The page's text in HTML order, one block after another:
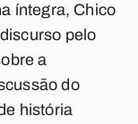
íntegra, Chico
pelo
a
do
história